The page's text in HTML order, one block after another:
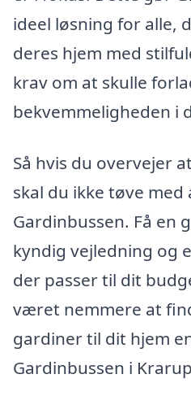
ideel løsning for alle,
deres hjem med
krav om at skulle
bekvemmeligheden i
Så hvis du overvejer
skal du ikke tøve med
Gardinbussen. Få en
kyndig vejledning og
der passer til dit
været nemmere at
gardiner til dit hjem
Gardinbussen i